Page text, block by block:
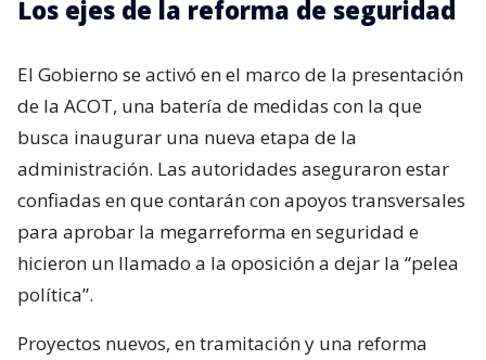
Los ejes de la reforma de seguridad
El Gobierno se activó en el marco de la presentación
de la ACOT, una batería de medidas con la que
busca inaugurar una nueva etapa de la
administración. Las autoridades aseguraron estar
confiadas en que contarán con apoyos transversales
para aprobar la megarreforma en seguridad e
hicieron un llamado a la oposición a dejar la “pelea
política”.
Proyectos nuevos, en tramitación y una reforma